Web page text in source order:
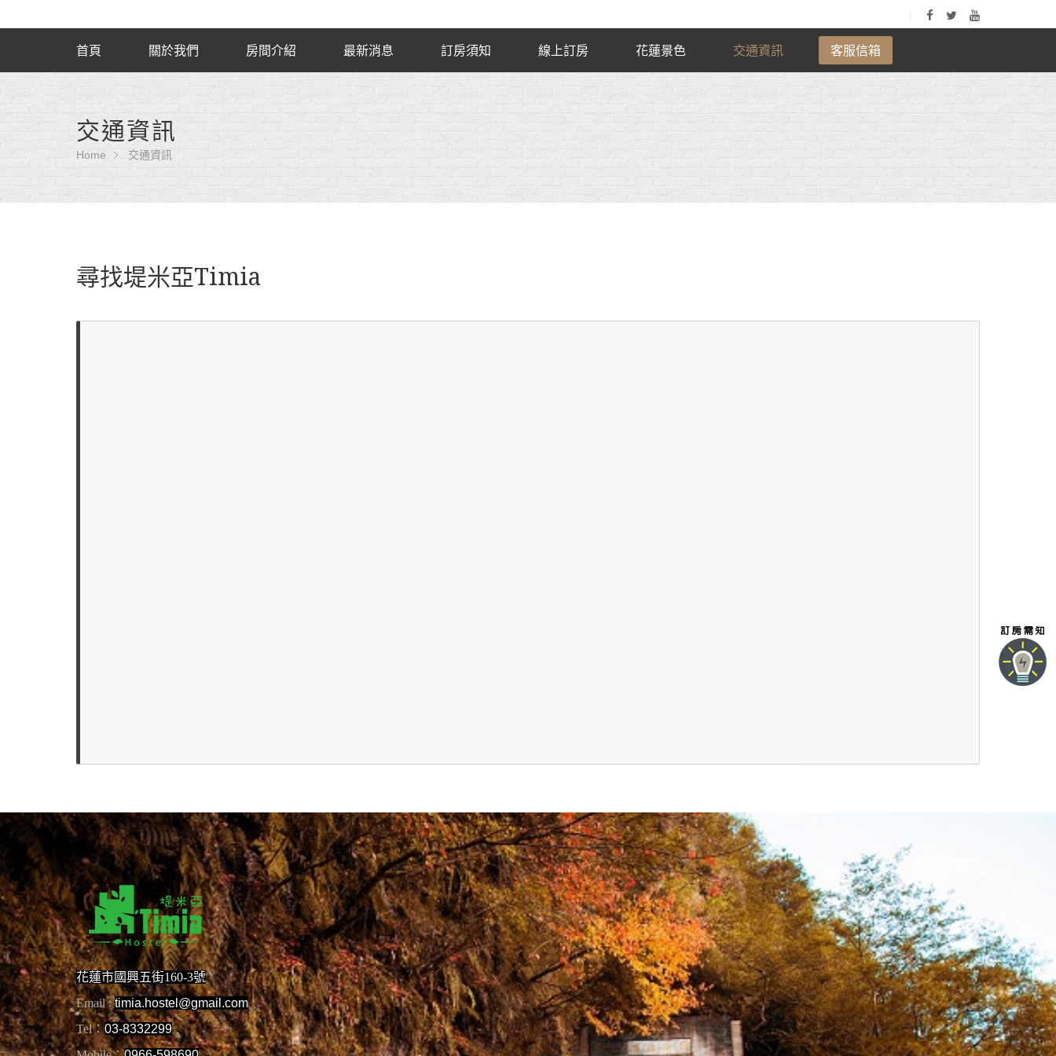
首頁 關於我們 房間介紹 最新消息 訂房須知 線上訂房 花蓮景色 交通資訊 客服信箱
交通資訊
Home 交通資訊
尋找堤米亞Timia
花蓮市國興五街160-3號
Email：timia.hostel@gmail.com
Tel：03-8332299